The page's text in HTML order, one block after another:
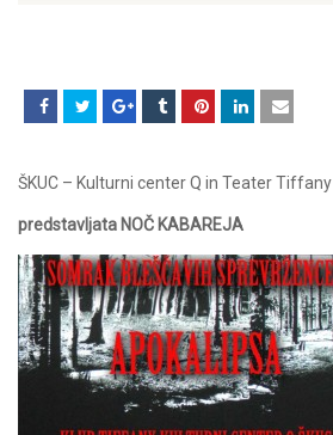
ŠKUC – Kulturni center Q in Teater Tiffany
predstavljata NOČ KABAREJA